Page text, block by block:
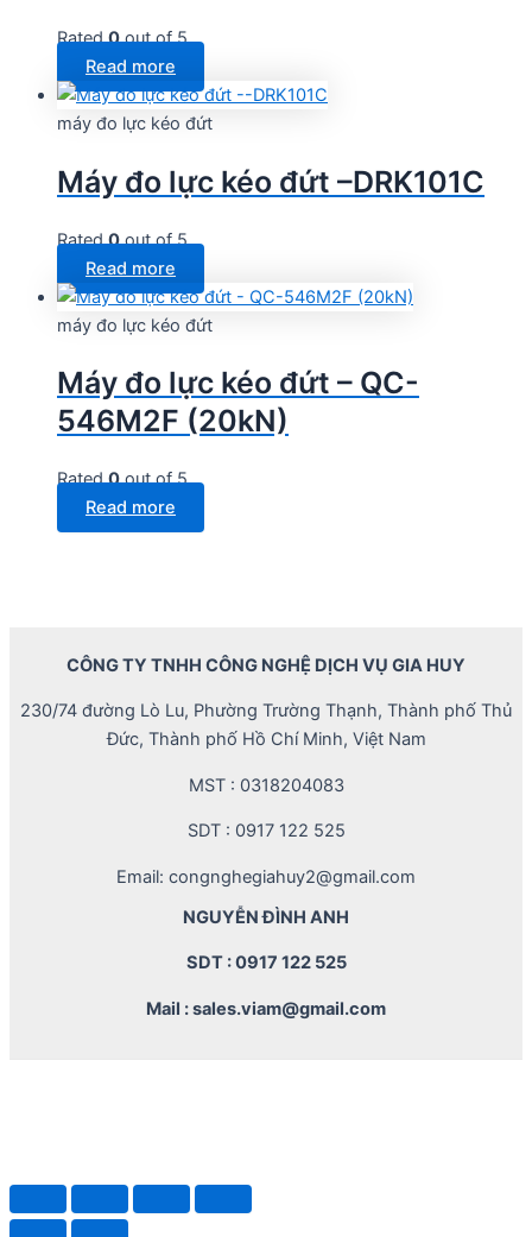
Rated0out of 5
Read more
máy đo lực kéo đứt
Máy đo lực kéo đứt –DRK101C
Rated0out of 5
Read more
máy đo lực kéo đứt
Máy đo lực kéo đứt – QC-
546M2F (20kN)
Rated0out of 5
Read more
CÔNG TY TNHH CÔNG NGHỆ DỊCH VỤ GIA HUY
230/74 đường Lò Lu, Phường Trường Thạnh, Thành phố Thủ
Đức, Thành phố Hồ Chí Minh, Việt Nam
MST : 0318204083
SDT : 0917 122 525
Email: congnghegiahuy2@gmail.com
NGUYỄN ĐÌNH ANH
SDT : 0917 122 525
Mail : sales.viam@gmail.com